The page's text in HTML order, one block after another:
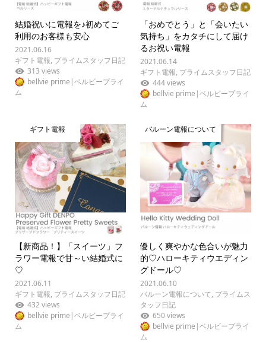
結婚祝いに電報を♪初めてご
利用のお客様も安心
2021.06.16
ギフト電報, プライムスタッフ日記
313 views
bellvie prime|ベルビープライ
ム
「おめでとう」と「会いたい
気持ち」をカタチにして届け
るお祝い電報
2021.06.14
ギフト電報, プライムスタッフ日記
444 views
bellvie prime|ベルビープライ
ム
ギフト電報
【新商品！】「スイーツ」フ
ラワー電報で甘～い結婚式に
♡
2021.06.11
ギフト電報, プライムスタッフ日記
432 views
bellvie prime|ベルビープライ
ム
バルーン電報について
優しく爽やかな色合いが魅力
的♡ハローキティウエディン
グドール♡
2021.06.10
バルーン電報について, プライムス
タッフ日記
650 views
bellvie prime|ベルビープライ
ム